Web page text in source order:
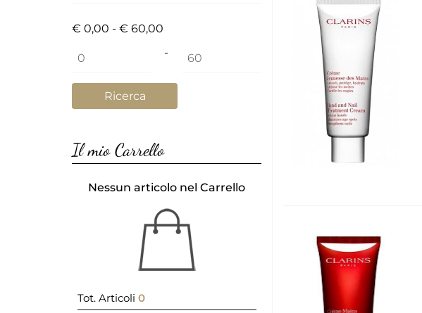
€ 0,00 - € 60,00
Prezzo minimo
- Prezzo massimo
Il mio Carrello
Nessun articolo nel Carrello
Tot. Articoli 0